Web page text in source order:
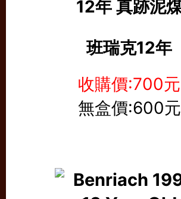
班瑞克12年
收購價:700元
無盒價:600元